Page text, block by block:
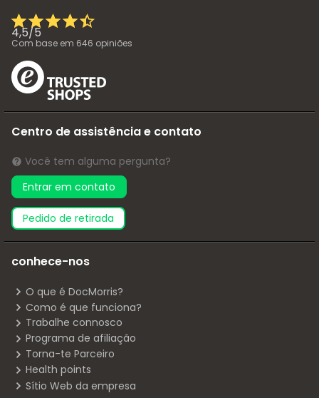
4,5/5
Com base em 646 opiniões
Centro de assistência e contato
Você tem alguma pergunta?
Entrar em contato
pedido de retirada
conhece-nos
O que é DocMorris?
Como é que funciona?
Trabalhe connosco
Programa de afiliação
Torna-te Parceiro
Health points
Sítio Web da empresa